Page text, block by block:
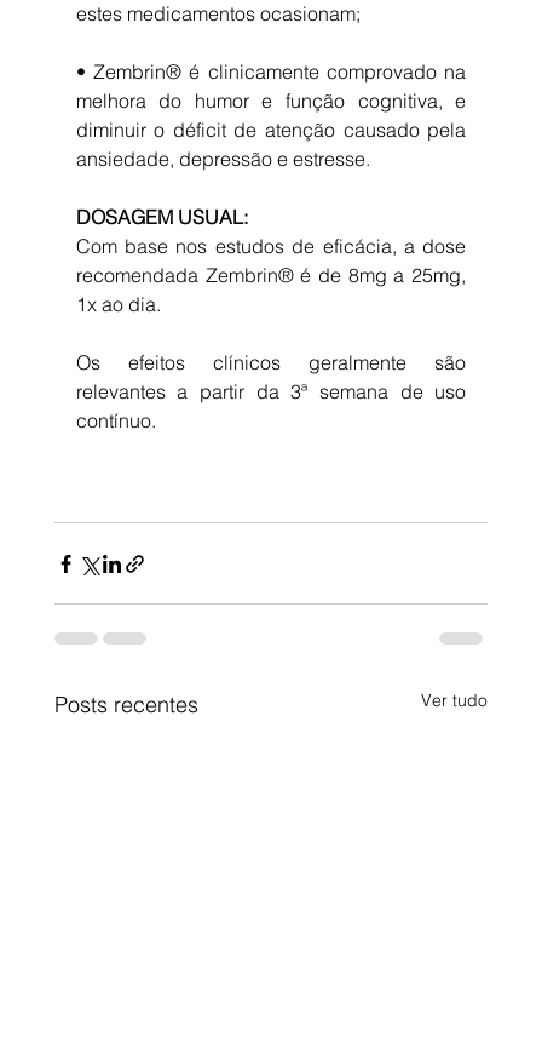
estes medicamentos ocasionam;
• Zembrin® é clinicamente comprovado na
melhora do humor e função cognitiva, e
diminuir o déficit de atenção causado pela
ansiedade, depressão e estresse.
DOSAGEM USUAL:
Com base nos estudos de eficácia, a dose
recomendada Zembrin® é de 8mg a 25mg,
1x ao dia.
Os efeitos clínicos geralmente são
relevantes a partir da 3ª semana de uso
contínuo.
Posts recentes Ver tudo